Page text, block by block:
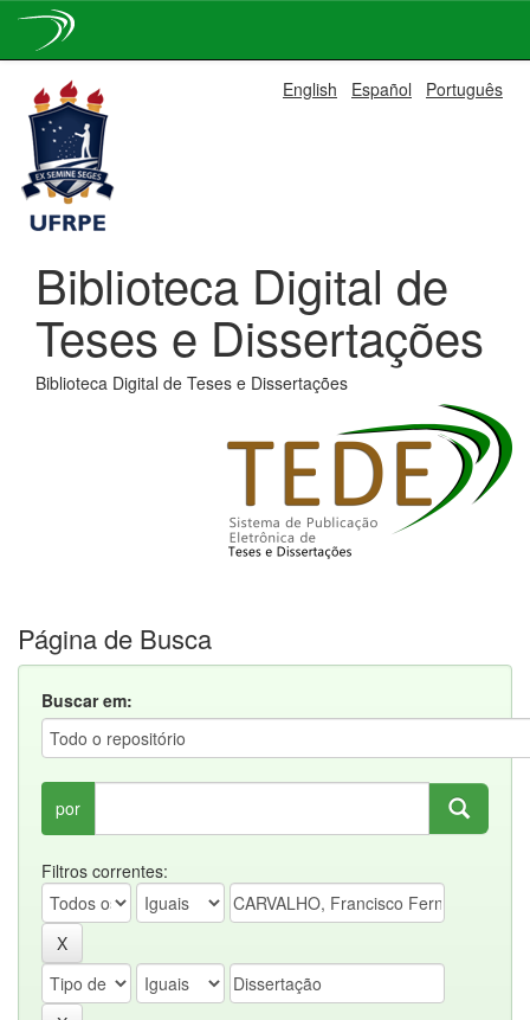
navigation
English Español Português
Biblioteca Digital de
Teses e Dissertações
Biblioteca Digital de Teses e Dissertações
Página de Busca
Buscar em:
por
Filtros correntes: